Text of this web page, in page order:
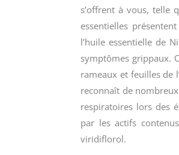
s’offrent à vous, telle
essentielles
l’huile essentielle de
symptômes grippaux.
rameaux et feuilles de
reconnaît de
respiratoires lors des
par les actifs
viridiflorol.